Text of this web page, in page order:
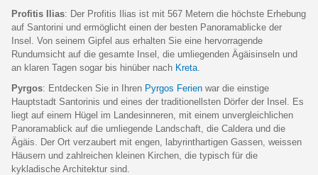
Profitis Ilias: Der Profitis Ilias ist mit 567 Metern die höchste Erhebung
auf Santorini und ermöglicht einen der besten Panoramablicke der
Insel. Von seinem Gipfel aus erhalten Sie eine hervorragende
Rundumsicht auf die gesamte Insel, die umliegenden Ägäisinseln und
an klaren Tagen sogar bis hinüber nach Kreta.
Pyrgos: Entdecken Sie in Ihren Pyrgos Ferien war die einstige
Hauptstadt Santorinis und eines der traditionellsten Dörfer der Insel. Es
liegt auf einem Hügel im Landesinneren, mit einem unvergleichlichen
Panoramablick auf die umliegende Landschaft, die Caldera und die
Ägäis. Der Ort verzaubert mit engen, labyrinthartigen Gassen, weissen
Häusern und zahlreichen kleinen Kirchen, die typisch für die
kykladische Architektur sind.